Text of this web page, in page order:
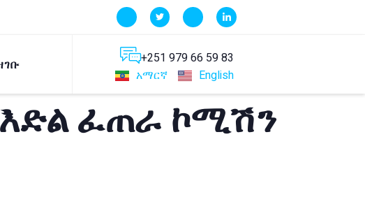
+251 979 66 59 83
አማርኛ
English
እድል ፈጠራ ኮሚሽን